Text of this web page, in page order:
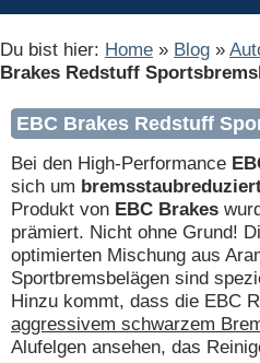
Du bist hier: Home » Blog »
Brakes Redstuff
EBC Brakes Redstuff
Bei den High-Performance
sich um
Produkt von EBC Brakes
prämiert. Nicht ohne Grund!
optimierten Mischung aus
Sportbremsbelägen sind
Hinzu kommt, dass die EBC
aggressivem schwarzem
Alufelgen ansehen, das